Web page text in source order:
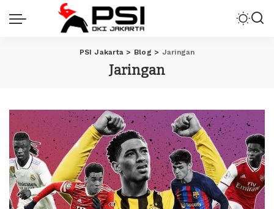
PSI Jakarta > Blog > Jaringan
Jaringan